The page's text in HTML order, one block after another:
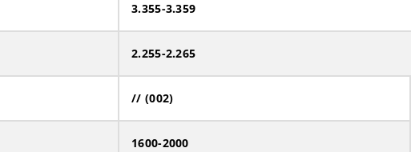
3.355-3.359
2.255-2.265
// (002)
1600-2000